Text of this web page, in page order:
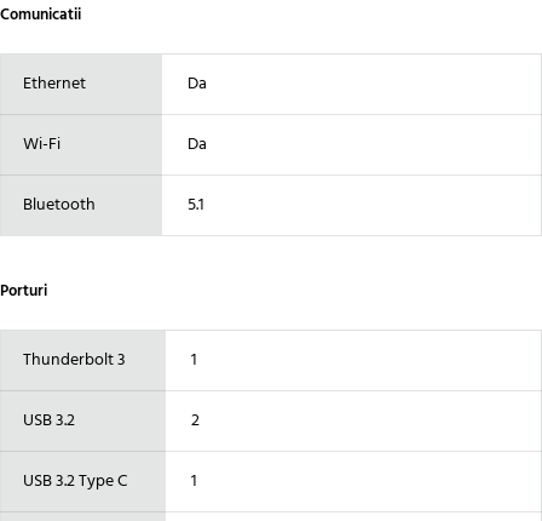
Comunicatii
Ethernet Da
Wi-Fi Da
Bluetooth 5.1
Porturi
Thunderbolt 3 1
USB 3.2 2
USB 3.2 Type C 1